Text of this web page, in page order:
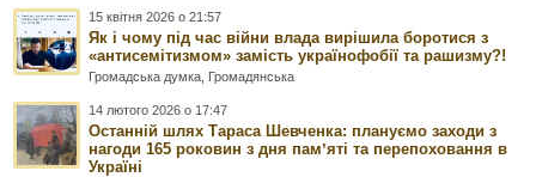
15 квітня 2026 о 21:57
Як і чому під час війни влада вирішила боротися з
«антисемітизмом» замість українофобії та рашизму?!
Громадська думка Громадянська
14 лютого 2026 о 17:47
Останній шлях Тараса Шевченка: плануємо заходи з
нагоди 165 роковин з дня памʼяті та перепоховання в
Україні